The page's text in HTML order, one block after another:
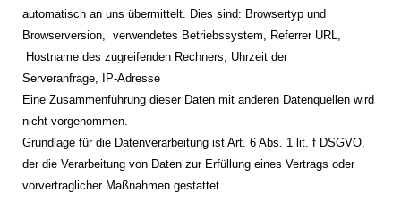
automatisch an uns übermittelt. Dies sind: Browsertyp und
Browserversion, verwendetes Betriebssystem, Referrer URL,
Hostname des zugreifenden Rechners, Uhrzeit der
Serveranfrage,
IP-Adresse
Eine Zusammenführung dieser Daten mit anderen Datenquellen wird
nicht vorgenommen.
Grundlage für die Datenverarbeitung ist Art. 6 Abs. 1 lit. f DSGVO,
der die Verarbeitung von Daten zur Erfüllung eines Vertrags oder
vorvertraglicher Maßnahmen gestattet.